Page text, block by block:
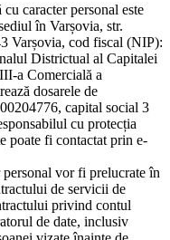
caracter personal este
în Varșovia, str.
Varșovia, cod fiscal (NIP):
Districtual al Capitalei
a Comercială a
dosarele de
capital social 3
cu protecția
poate fi contactat prin e-
vor fi prelucrate în
de servicii de
privind contul
de date, inclusiv